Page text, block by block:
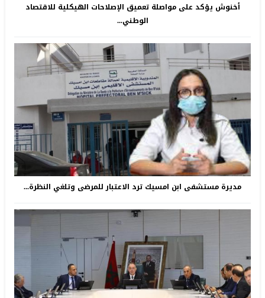
أخنوش يؤكد على مواصلة تعميق الإصلاحات الهيكلية للاقتصاد
الوطني...
مديرة مستشفى ابن امسيك ترد الاعتبار للمرضى وتلغي النظرة...